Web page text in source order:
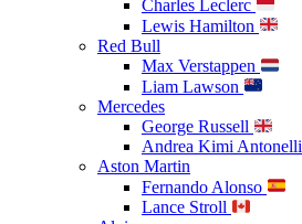
Charles Leclerc
Lewis Hamilton
Red Bull
Max Verstappen
Liam Lawson
Mercedes
George Russell
Andrea Kimi Antonelli
Aston Martin
Fernando Alonso
Lance Stroll